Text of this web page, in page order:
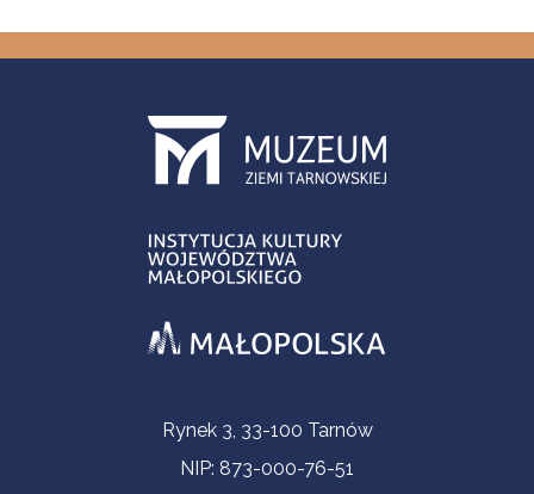
Informacje kontaktoweRynek 3, 33-100 Tarnów
NIP: 873-000-76-51